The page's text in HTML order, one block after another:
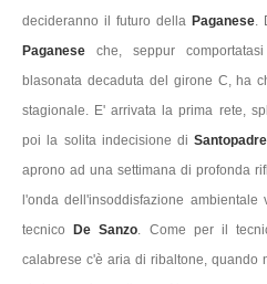
decideranno il futuro dellaPaganese
Paganese che, seppur
blasonata decaduta del girone C, ha
stagionale. E' arrivata la prima rete,
poi la solita indecisione diSantopadre
aprono ad una settimana di profonda
l'onda dell'insoddisfazione ambientale
tecnicoDe Sanzo . Come per il
calabrese c'è aria di ribaltone, quando